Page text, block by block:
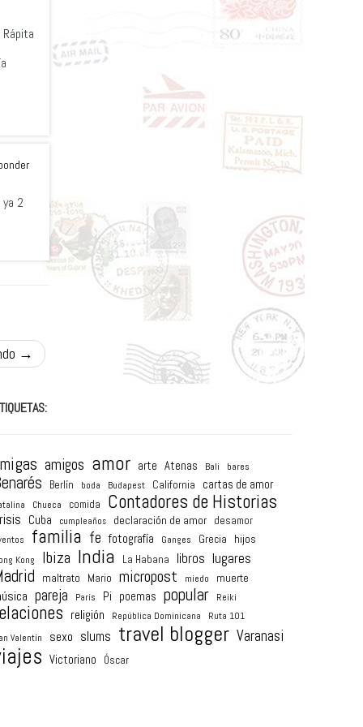
2
→
amigos amor arte Atenas Bali bares
Berlín boda Budapest California cartas de amor
Chueca comida Contadores de Historias
Cuba cumpleaños declaración de amor desamor
familia fe fotografía Ganges Grecia hijos
Kong Ibiza India La Habana libros lugares
maltrato Mario micropost miedo muerte
pareja París Pi poemas popular Reiki
religión República Dominicana
Ruta 101
Valentín
sexo slums travel blogger Varanasi
Victoriano Óscar